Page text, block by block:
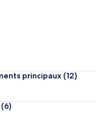
principaux (12)
(6)